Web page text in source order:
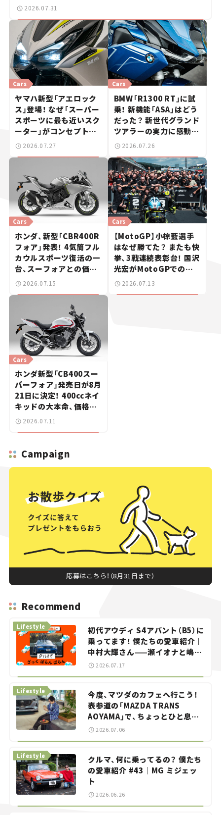
2026.07.31
Cars
ヤマハ新型「アエロック
ス」登場！ なぜ「スーパー
スポーツに最も近いスク
ーター」がコンセプトな
のか？【新車ニュース】
2026.07.27
Cars
BMW「R1300 RT」に試
乗！ 新機能「ASA」はどう
だった？ 新世代グランド
ツアラーの実力に感動
【試乗レビュー】
2026.07.26
Cars
ホンダ、新型「CBR400R
フォア」発表！ 4気筒フル
カウルスポーツ復活の一
台、スーフォアとの価格
差は20万円【新車ニュー
2026.07.15
Cars
【MotoGP】小椋藍選手
はなぜ勝てた？ またも快
挙、3戦連続表彰台！ 国沢
光宏がMotoGPでの快
進撃を解説
2026.07.13
Cars
ホンダ新型「CB400スー
パーフォア」発売日が8月
21日に決定！ 400ccネイ
キッドの大本命、価格は
100万円切りの99万
2026.07.11
Campaign
応募はこちら！（8月31日まで）
Recommend
初代アウディ S4アバント（B5）に
乗ってます！ 僕たちの愛車紹介｜
中村大輝さん——瀬イオナと嶋田
智之の「クルマでざっくばらんば
Lifestyle
2026.07.17
今度、マツダのカフェへ行こう！
表参道の「MAZDA TRANS
AOYAMA」で、ちょっとひと息。
——連載｜CCGとクルマでどうす
る？＜第13回＞
Lifestyle
2026.07.06
クルマ、何に乗ってるの？ 僕たち
の愛車紹介 #43｜MG ミジェッ
ト
Lifestyle
2026.06.26